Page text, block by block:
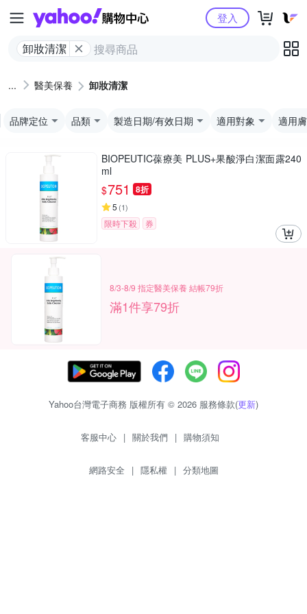
Yahoo購物中心
卸妝清潔
登入
醫美保養 卸妝清潔
品牌定位 品類 製造日期/有效日期 適用對象 適用
BIOPEUTIC葆療美 PLUS+果酸淨白潔面露240
ml
$751 8折
5 (1)
限時下殺 券
8/3-8/9 指定醫美保養 結帳79折
滿1件享79折
Yahoo台灣電子商務 版權所有 © 2026 服務條款(更新)
客服中心 | 關於我們 | 購物須知
網路安全 | 隱私權 | 分類地圖